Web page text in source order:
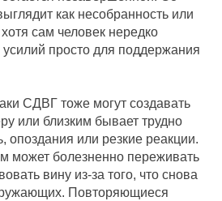
как несобранность или
сам человек нередко
просто для поддержания
СДВГ тоже могут создавать
или близким бывает трудно
опоздания или резкие реакции.
может болезненно переживать
вину из-за того, что снова
Повторяющиеся